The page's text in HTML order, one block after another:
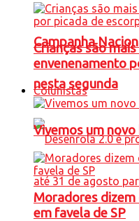
Campanha
nesta segunda
Crianças são
envenenamento
Colunistas
Vivemos um
Moradores
em favela de SP